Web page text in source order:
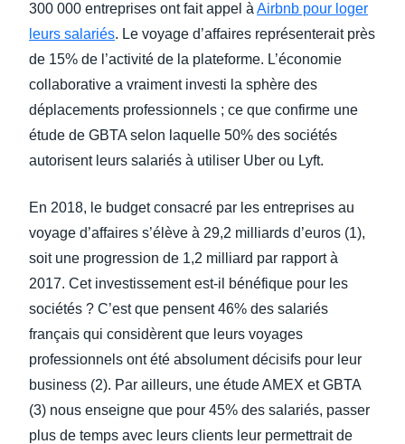
300 000 entreprises ont fait appel à Airbnb pour loger
leurs salariés. Le voyage d’affaires représenterait près
de 15% de l’activité de la plateforme. L’économie
collaborative a vraiment investi la sphère des
déplacements professionnels ; ce que confirme une
étude de GBTA selon laquelle 50% des sociétés
autorisent leurs salariés à utiliser Uber ou Lyft.
En 2018, le budget consacré par les entreprises au
voyage d’affaires s’élève à 29,2 milliards d’euros (1),
soit une progression de 1,2 milliard par rapport à
2017. Cet investissement est-il bénéfique pour les
sociétés ? C’est que pensent 46% des salariés
français qui considèrent que leurs voyages
professionnels ont été absolument décisifs pour leur
business (2). Par ailleurs, une étude AMEX et GBTA
(3) nous enseigne que pour 45% des salariés, passer
plus de temps avec leurs clients leur permettrait de